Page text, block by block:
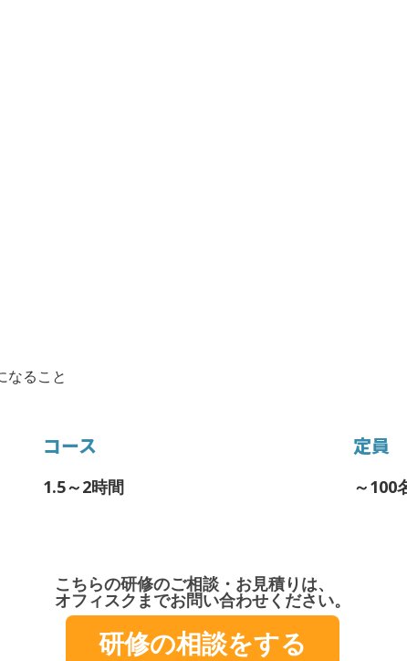
なること
コース
1.5～2時間
定員
～100
こちらの研修のご相談・お見積りは、
オフィスクまでお問い合わせください。
研修の相談をする